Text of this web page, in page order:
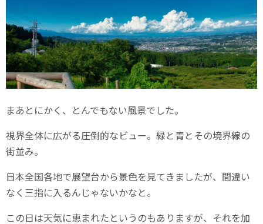
まあとにかく、とんでもない風景でした。
視界全体に広がる圧倒的なビュー。緑と青とその境界線の
街並み。
日本全国各地で展望台から景色を見てきましたが、間違い
なく三指に入るんじゃないかなと。
この日は天気に恵まれたというのもありますが、それを加